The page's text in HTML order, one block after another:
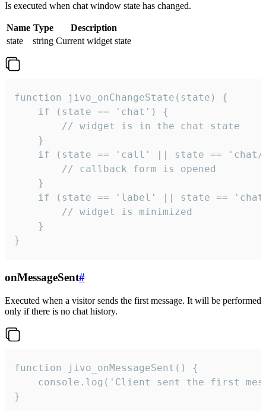
Is executed when chat window state has changed.
Name Type
Description
state
string Current widget state
function jivo_onChangeState(state) {
    if (state == 'chat') {
        // widget is in the chat state
    }
if (state == 'call' || state ==
        // callback form is opened
    }
if (state == 'label' || state ==
        // widget is minimized
    }
}
onMessageSent#
Executed when a visitor sends the first message. It will be performed
only if there is no chat history.
function jivo_onMessageSent() {
console.log('Client sent the first
}